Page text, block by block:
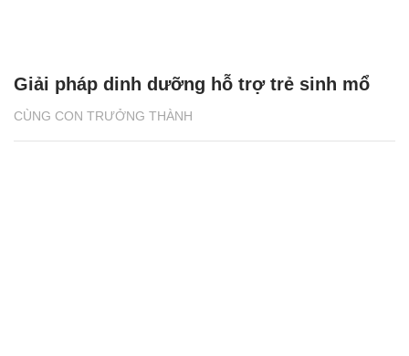
CÙNG CON TRƯỞNG THÀNH
Giải pháp dinh dưỡng hỗ trợ trẻ sinh mổ